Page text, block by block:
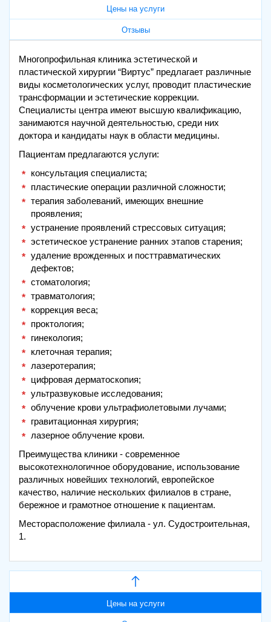
Цены на услуги
Отзывы
Многопрофильная клиника эстетической и
пластической хирургии “Виртус” предлагает различные
виды косметологических услуг, проводит пластические
трансформации и эстетические коррекции.
Специалисты центра имеют высшую квалификацию,
занимаются научной деятельностью, среди них
доктора и кандидаты наук в области медицины.
Пациентам предлагаются услуги:
консультация специалиста;
пластические операции различной сложности;
терапия заболеваний, имеющих внешние
проявления;
устранение проявлений стрессовых ситуация;
эстетическое устранение ранних этапов старения;
удаление врожденных и посттравматических
дефектов;
стоматология;
травматология;
коррекция веса;
проктология;
гинекология;
клеточная терапия;
лазеротерапия;
цифровая дерматоскопия;
ультразвуковые исследования;
облучение крови ультрафиолетовыми лучами;
гравитационная хирургия;
лазерное облучение крови.
Преимущества клиники - современное
высокотехнологичное оборудование, использование
различных новейших технологий, европейское
качество, наличие нескольких филиалов в стране,
бережное и грамотное отношение к пациентам.
Месторасположение филиала - ул. Судостроительная,
1.
Цены на услуги